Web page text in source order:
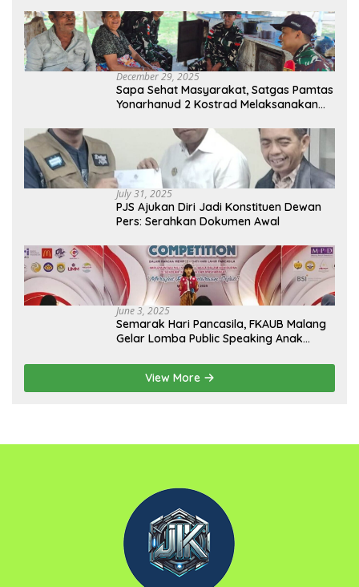
December 29, 2025
Sapa Sehat Masyarakat, Satgas Pamtas
Yonarhanud 2 Kostrad Melaksanakan
July 31, 2025
PJS Ajukan Diri Jadi Konstituen Dewan
Pers: Serahkan Dokumen Awal
June 3, 2025
Semarak Hari Pancasila, FKAUB Malang
Gelar Lomba Public Speaking Anak
Pancasila
View More